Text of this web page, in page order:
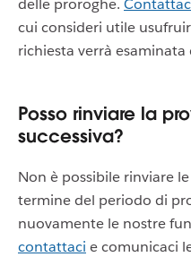
cui consideri utile
richiesta verrà
Posso rinviare la
successiva?
Non è possibile rinviare
termine del periodo di
nuovamente le nostre
contattaci e comunicaci